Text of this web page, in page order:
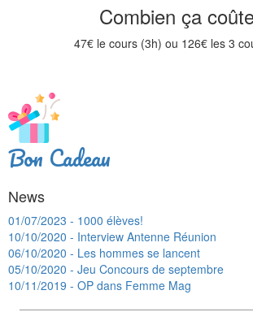
Combien ça
47€ le cours (3h) ou 126€ les 3
Bon Cadeau
News
01/07/2023 - 1000 élèves!
10/10/2020 - Interview Antenne Réunion
06/10/2020 - Les hommes se lancent
05/10/2020 - Jeu Concours de septembre
10/11/2019 - OP dans Femme Mag